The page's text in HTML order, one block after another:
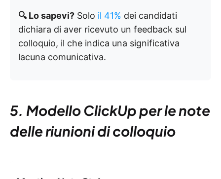
🔍 Lo sapevi? Solo il 41% dei candidati
dichiara di aver ricevuto un feedback sul
colloquio, il che indica una significativa
lacuna comunicativa.
5. Modello ClickUp per le note
delle riunioni di colloquio